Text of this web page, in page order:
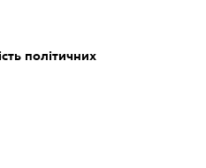
політичних